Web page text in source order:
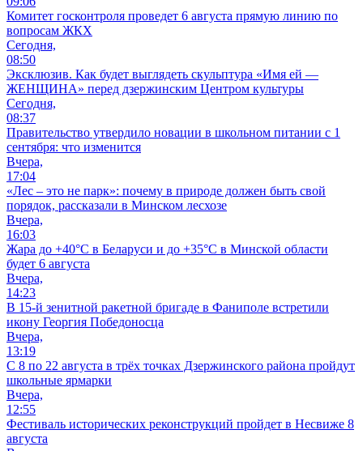
Комитет госконтроля проведет 6 августа прямую линию по
вопросам ЖКХ
Сегодня,
08:50
Эксклюзив. Как будет выглядеть скульптура «Имя ей —
ЖЕНЩИНА» перед дзержинским Центром культуры
Сегодня,
08:37
Правительство утвердило новации в школьном питании с 1
сентября: что изменится
Вчера,
17:04
«Лес – это не парк»: почему в природе должен быть свой
порядок, рассказали в Минском лесхозе
Вчера,
16:03
Жара до +40°С в Беларуси и до +35°С в Минской области
будет 6 августа
Вчера,
14:23
В 15-й зенитной ракетной бригаде в Фаниполе встретили
икону Георгия Победоносца
Вчера,
13:19
С 8 по 22 августа в трёх точках Дзержинского района пройдут
школьные ярмарки
Вчера,
12:55
Фестиваль исторических реконструкций пройдет в Несвиже 8
августа